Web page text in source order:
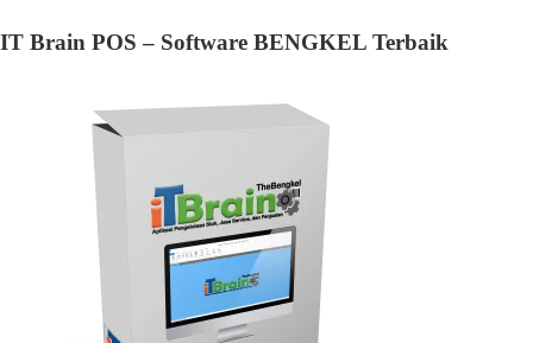
IT Brain POS – Software BENGKEL Terbaik